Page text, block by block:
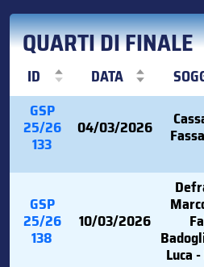
QUARTI DI FINALE
ID DATA
GSP
25/26
133
04/03/2026
GSP
25/26
138
10/03/2026
Luca